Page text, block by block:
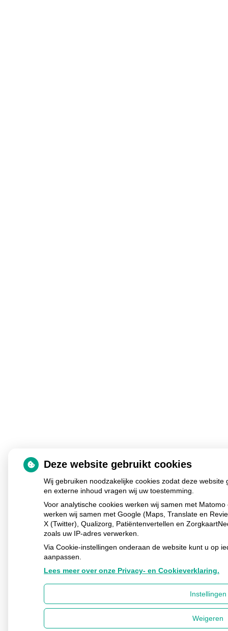
Deze website gebruikt cookies
Wij gebruiken noodzakelijke cookies zodat deze
en externe inhoud vragen wij uw toestemming.
Voor analytische cookies werken wij samen met
werken wij samen met Google (Maps, Translate en
X (Twitter), Qualizorg, Patiëntenvertellen en
zoals uw IP-adres verwerken.
Via Cookie-instellingen onderaan de website kunt u op
aanpassen.
Lees meer over onze Privacy- en Cookieverklaring.
Instellingen
Weigeren